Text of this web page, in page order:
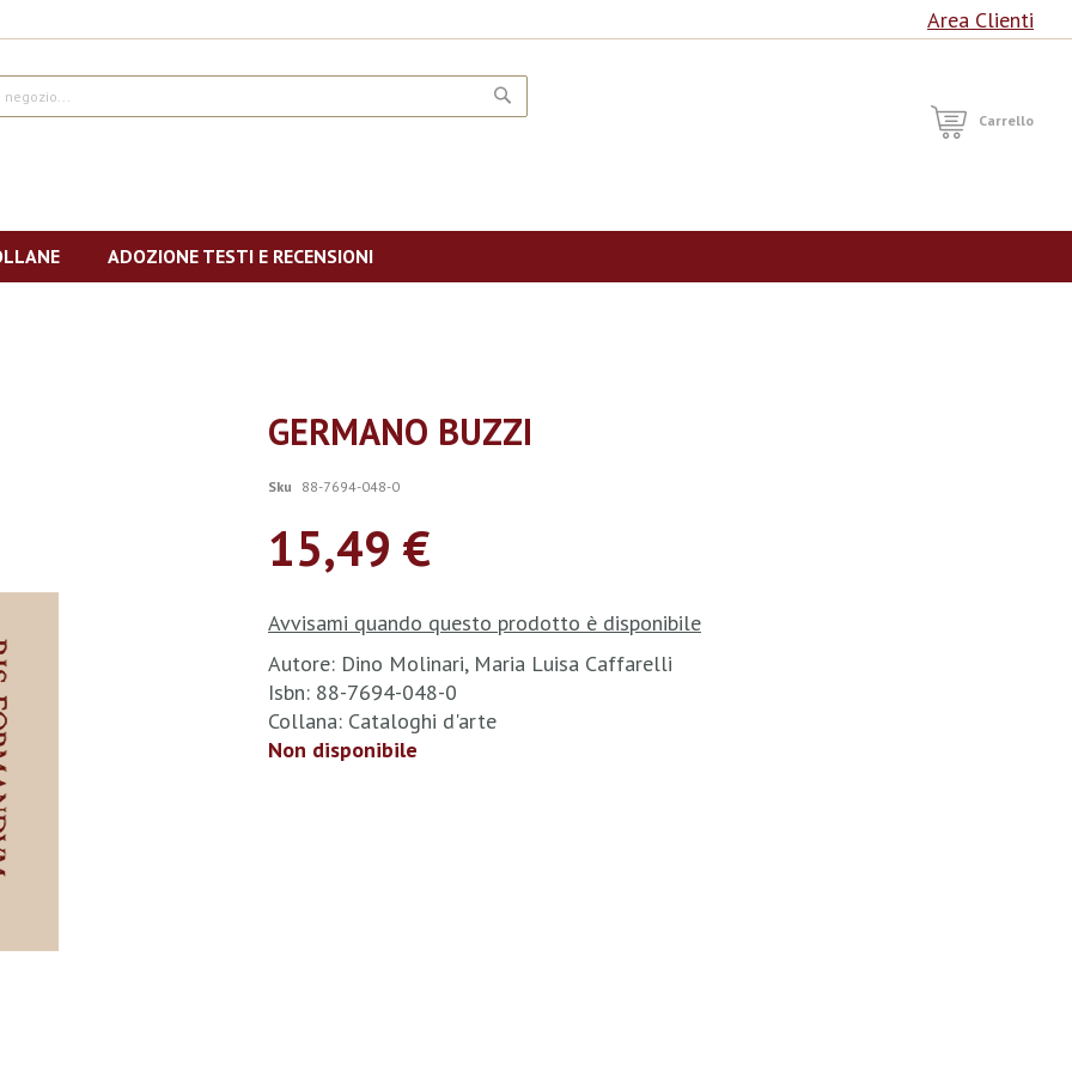
Area Clienti
Carrello
ADOZIONE TESTI E RECENSIONI
GERMANO BUZZI
Sku 88-7694-048-0
15,49 €
Avvisami quando questo prodotto è disponibile
Autore: Dino Molinari, Maria Luisa Caffarelli
Isbn: 88-7694-048-0
Collana: Cataloghi d'arte
Non disponibile